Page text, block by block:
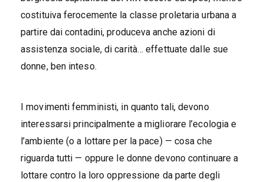
costituiva ferocemente la classe proletaria urbana a
partire dai contadini, produceva anche azioni di
assistenza sociale, di carità… effettuate dalle sue
donne, ben inteso.
I movimenti femministi, in quanto tali, devono
interessarsi principalmente a migliorare l’ecologia e
l’ambiente (o a lottare per la pace) — cosa che
riguarda tutti — oppure le donne devono continuare a
lottare contro la loro oppressione da parte degli